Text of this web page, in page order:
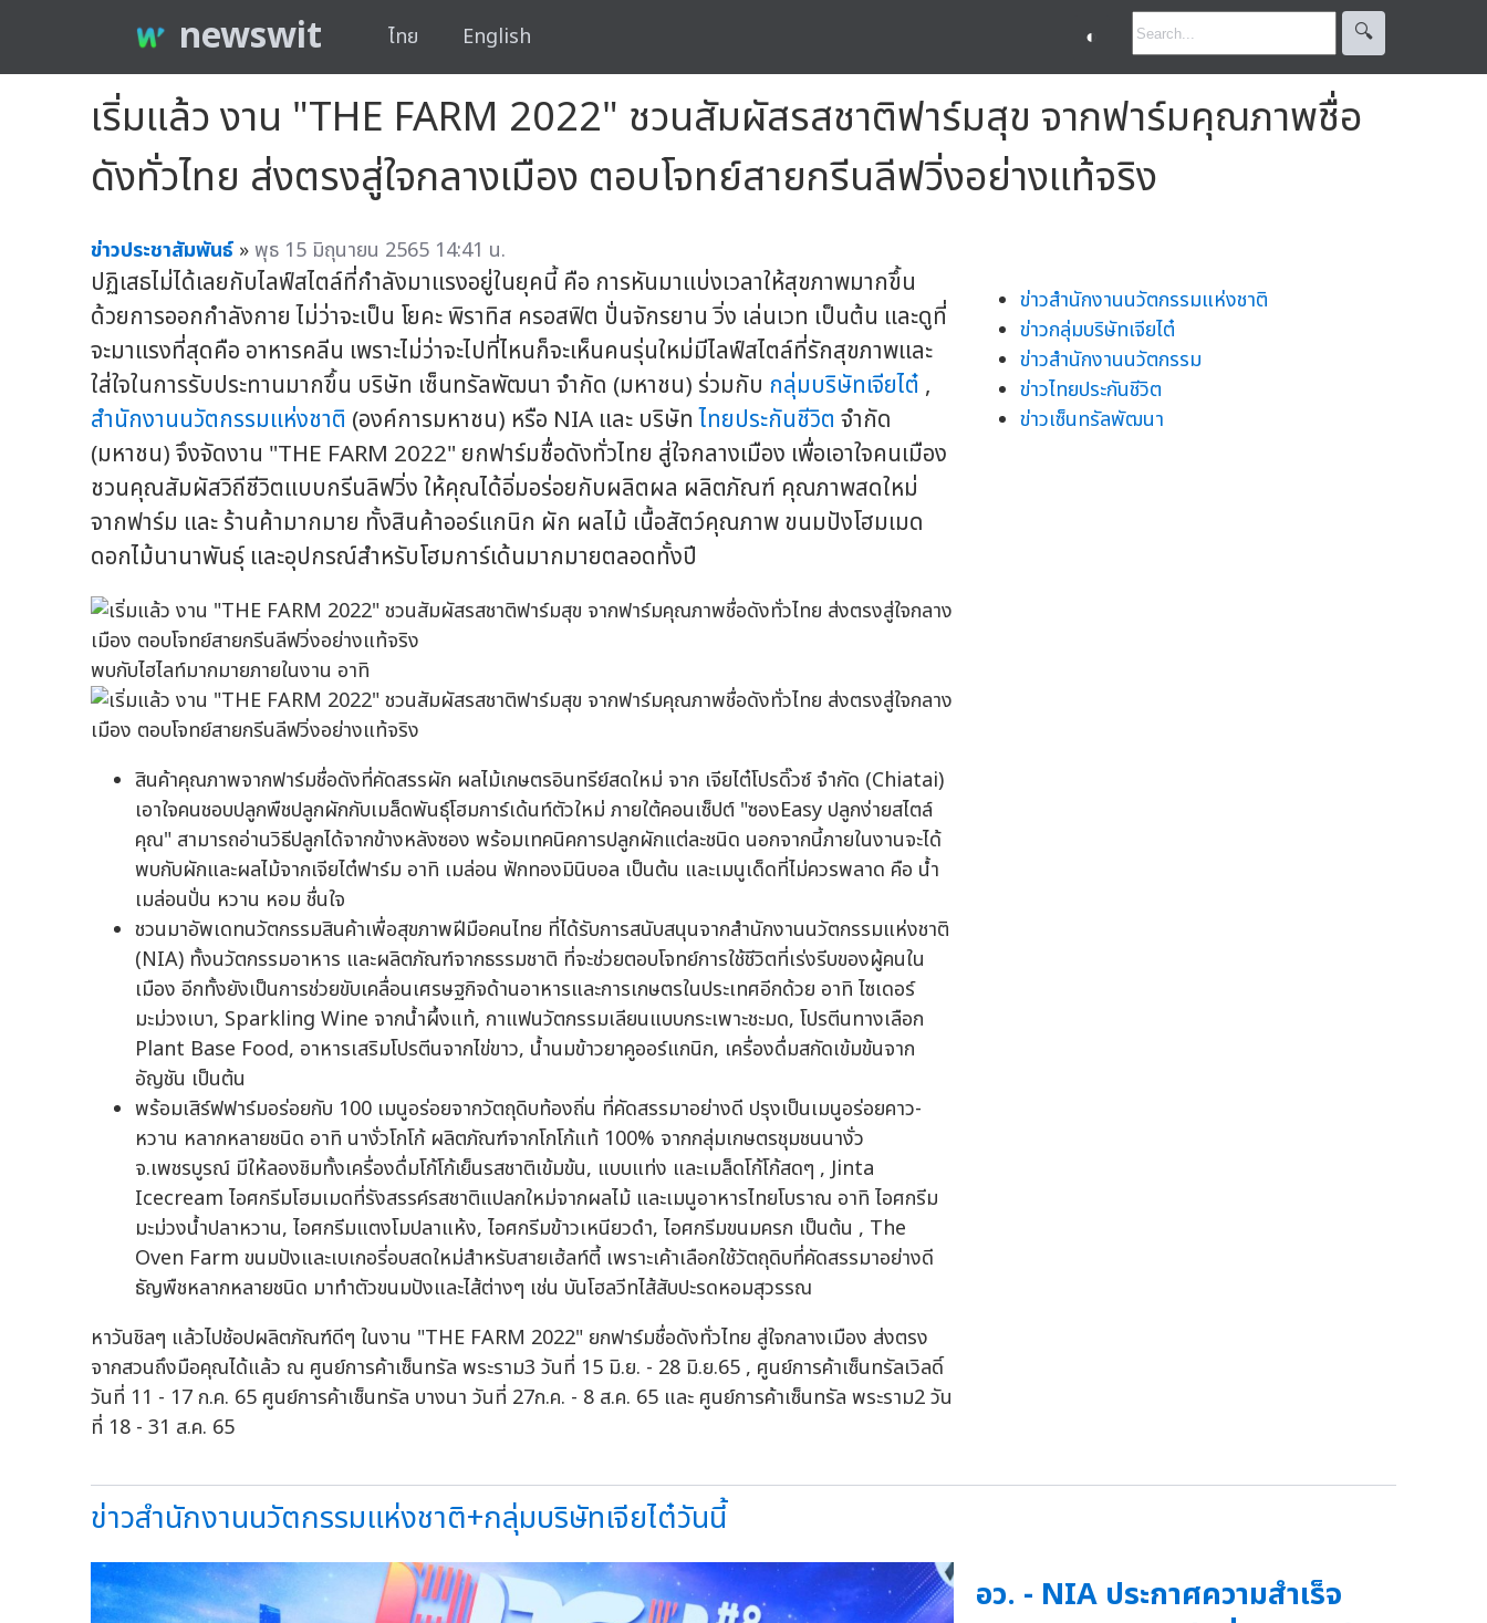
newswit ไทย English ◐ 🔍︎
เริ่มแล้ว งาน "THE FARM 2022" ชวนสัมผัสรสชาติฟาร์มสุข จากฟาร์มคุณภาพชื่อ
ดังทั่วไทย ส่งตรงสู่ใจกลางเมือง ตอบโจทย์สายกรีนลีฟวิ่งอย่างแท้จริง
ข่าวประชาสัมพันธ์ »พุธ 15 มิถุนายน 2565 14:41 น.
ปฏิเสธไม่ได้เลยกับไลฟ์สไตล์ที่กำลังมาแรงอยู่ในยุคนี้ คือ การหันมาแบ่งเวลาให้สุขภาพมากขึ้น
ด้วยการออกกำลังกาย ไม่ว่าจะเป็น โยคะ พิราทิส ครอสฟิต ปั่นจักรยาน วิ่ง เล่นเวท เป็นต้น และดูที่
จะมาแรงที่สุดคือ อาหารคลีน เพราะไม่ว่าจะไปที่ไหนก็จะเห็นคนรุ่นใหม่มีไลฟ์สไตล์ที่รักสุขภาพและ
ใส่ใจในการรับประทานมากขึ้น บริษัท เซ็นทรัลพัฒนา จำกัด (มหาชน) ร่วมกับ กลุ่มบริษัทเจียไต๋ ,
สำนักงานนวัตกรรมแห่งชาติ (องค์การมหาชน) หรือ NIA และ บริษัทไทยประกันชีวิต จำกัด
(มหาชน) จึงจัดงาน "THE FARM 2022" ยกฟาร์มชื่อดังทั่วไทย สู่ใจกลางเมือง เพื่อเอาใจคนเมือง
ชวนคุณสัมผัสวิถีชีวิตแบบกรีนลิฟวิ่ง ให้คุณได้อิ่มอร่อยกับผลิตผล ผลิตภัณฑ์ คุณภาพสดใหม่
จากฟาร์ม และ ร้านค้ามากมาย ทั้งสินค้าออร์แกนิก ผัก ผลไม้ เนื้อสัตว์คุณภาพ ขนมปังโฮมเมด
ดอกไม้นานาพันธุ์ และอุปกรณ์สำหรับโฮมการ์เด้นมากมายตลอดทั้งปี
พบกับไฮไลท์มากมายภายในงาน อาทิ
สินค้าคุณภาพจากฟาร์มชื่อดังที่คัดสรรผัก ผลไม้เกษตรอินทรีย์สดใหม่ จาก เจียไต๋โปรดิ๊วซ์ จำกัด (Chiatai)
เอาใจคนชอบปลูกพืชปลูกผักกับเมล็ดพันธุ์โฮมการ์เด้นท์ตัวใหม่ ภายใต้คอนเซ็ปต์ "ซองEasy ปลูกง่ายสไตล์
คุณ" สามารถอ่านวิธีปลูกได้จากข้างหลังซอง พร้อมเทคนิคการปลูกผักแต่ละชนิด นอกจากนี้ภายในงานจะได้
พบกับผักและผลไม้จากเจียไต๋ฟาร์ม อาทิ เมล่อน ฟักทองมินิบอล เป็นต้น และเมนูเด็ดที่ไม่ควรพลาด คือ น้ำ
เมล่อนปั่น หวาน หอม ชื่นใจ
ชวนมาอัพเดทนวัตกรรมสินค้าเพื่อสุขภาพฝีมือคนไทย ที่ได้รับการสนับสนุนจากสำนักงานนวัตกรรมแห่งชาติ
(NIA) ทั้งนวัตกรรมอาหาร และผลิตภัณฑ์จากธรรมชาติ ที่จะช่วยตอบโจทย์การใช้ชีวิตที่เร่งรีบของผู้คนใน
เมือง อีกทั้งยังเป็นการช่วยขับเคลื่อนเศรษฐกิจด้านอาหารและการเกษตรในประเทศอีกด้วย อาทิ ไซเดอร์
มะม่วงเบา, Sparkling Wine จากน้ำผึ้งแท้, กาแฟนวัตกรรมเลียนแบบกระเพาะชะมด, โปรตีนทางเลือก
Plant Base Food, อาหารเสริมโปรตีนจากไข่ขาว, น้ำนมข้าวยาคูออร์แกนิก, เครื่องดื่มสกัดเข้มข้นจาก
อัญชัน เป็นต้น
พร้อมเสิร์ฟฟาร์มอร่อยกับ 100 เมนูอร่อยจากวัตถุดิบท้องถิ่น ที่คัดสรรมาอย่างดี ปรุงเป็นเมนูอร่อยคาว-
หวาน หลากหลายชนิด อาทิ นางั่วโกโก้ ผลิตภัณฑ์จากโกโก้แท้ 100% จากกลุ่มเกษตรชุมชนนางั่ว
จ.เพชรบูรณ์ มีให้ลองชิมทั้งเครื่องดื่มโก้โก้เย็นรสชาติเข้มข้น, แบบแท่ง และเมล็ดโก้โก้สดๆ , Jinta
Icecream ไอศกรีมโฮมเมดที่รังสรรค์รสชาติแปลกใหม่จากผลไม้ และเมนูอาหารไทยโบราณ อาทิ ไอศกรีม
มะม่วงน้ำปลาหวาน, ไอศกรีมแตงโมปลาแห้ง, ไอศกรีมข้าวเหนียวดำ, ไอศกรีมขนมครก เป็นต้น , The
Oven Farm ขนมปังและเบเกอรี่อบสดใหม่สำหรับสายเฮ้ลท์ตี้ เพราะเค้าเลือกใช้วัตถุดิบที่คัดสรรมาอย่างดี
ธัญพืชหลากหลายชนิด มาทำตัวขนมปังและไส้ต่างๆ เช่น บันโฮลวีทไส้สับปะรดหอมสุวรรณ
หาวันชิลๆ แล้วไปช้อปผลิตภัณฑ์ดีๆ ในงาน "THE FARM 2022" ยกฟาร์มชื่อดังทั่วไทย สู่ใจกลางเมือง ส่งตรง
จากสวนถึงมือคุณได้แล้ว ณ ศูนย์การค้าเซ็นทรัล พระราม3 วันที่ 15 มิ.ย. - 28 มิ.ย.65 , ศูนย์การค้าเซ็นทรัลเวิลดิ์
วันที่ 11 - 17 ก.ค. 65 ศูนย์การค้าเซ็นทรัล บางนา วันที่ 27ก.ค. - 8 ส.ค. 65 และ ศูนย์การค้าเซ็นทรัล พระราม2 วัน
ที่ 18 - 31 ส.ค. 65
ข่าวสำนักงานนวัตกรรมแห่งชาติ
ข่าวกลุ่มบริษัทเจียไต๋
ข่าวสำนักงานนวัตกรรม
ข่าวไทยประกันชีวิต
ข่าวเซ็นทรัลพัฒนา
ข่าวสำนักงานนวัตกรรมแห่งชาติ+กลุ่มบริษัทเจียไต๋วันนี้
อว. - NIA ประกาศความสำเร็จ